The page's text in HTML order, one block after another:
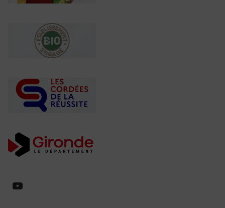
https://www.youtube.com/